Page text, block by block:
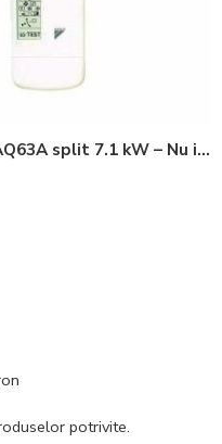
Unitate interna VRV Daikin FXAQ63A split 7.1 kW – Nu include telecomanda
potrivite.